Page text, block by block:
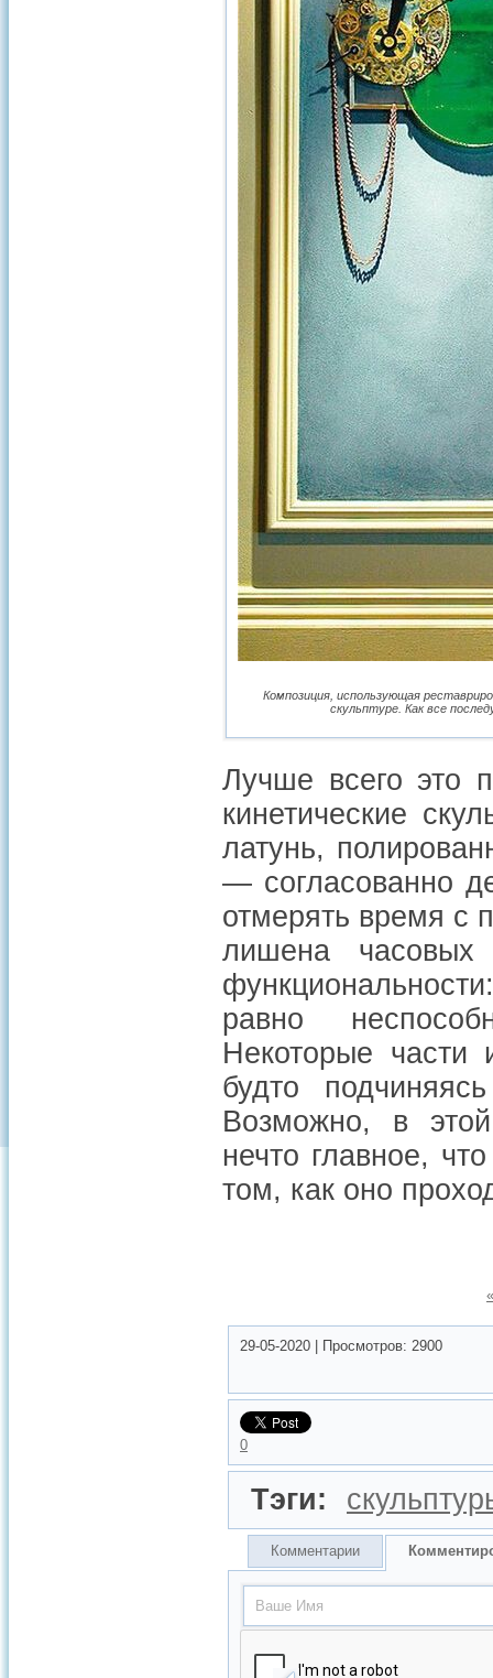
Композиция, использующая
скульптуре. Как все
Лучше всего это
кинетические
латунь,
— согласованно
отмерять время с
лишена
равно
Некоторые
будто
Возможно, в
нечто главное,
том, как оно
29-05-2020 Просмотров: 2900
0
Тэги:
Комментарии